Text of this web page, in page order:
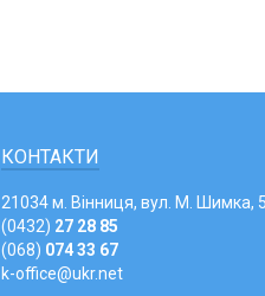
КОНТАКТИ
21034 м. Вінниця, вул. М. Шимка,
(0432) 27 28 85
(068) 074 33 67
k-office@ukr.net